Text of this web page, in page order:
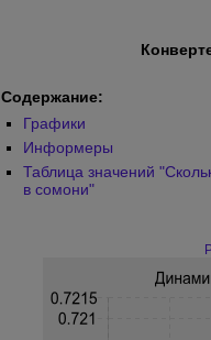
Содержание:
Графики
Информеры
Таблица значений
в сомони"